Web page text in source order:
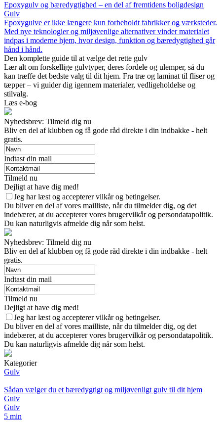
Epoxygulv og bæredygtighed – en del af fremtidens boligdesign
Gulv
Epoxygulve er ikke længere kun forbeholdt fabrikker og værksteder.
Med nye teknologier og miljøvenlige alternativer vinder materialet
indpas i moderne hjem, hvor design, funktion og bæredygtighed går
hånd i hånd.
Den komplette guide til at vælge det rette gulv
Lær alt om forskellige gulvtyper, deres fordele og ulemper, så du
kan træffe det bedste valg til dit hjem. Fra træ og laminat til fliser og
tæpper – vi guider dig igennem materialer, vedligeholdelse og
stilvalg.
Læs e-bog
Nyhedsbrev: Tilmeld dig nu
Bliv en del af klubben og få gode råd direkte i din indbakke - helt
gratis.
Indtast din mail
Tilmeld nu
Dejligt at have dig med!
Jeg har læst og accepterer vilkår og betingelser.
Du bliver en del af vores mailliste, når du tilmelder dig, og det
indebærer, at du accepterer vores brugervilkår og persondatapolitik.
Du kan naturligvis afmelde dig når som helst.
Nyhedsbrev: Tilmeld dig nu
Bliv en del af klubben og få gode råd direkte i din indbakke - helt
gratis.
Indtast din mail
Tilmeld nu
Dejligt at have dig med!
Jeg har læst og accepterer vilkår og betingelser.
Du bliver en del af vores mailliste, når du tilmelder dig, og det
indebærer, at du accepterer vores brugervilkår og persondatapolitik.
Du kan naturligvis afmelde dig når som helst.
Kategorier
Gulv
Sådan vælger du et bæredygtigt og miljøvenligt gulv til dit hjem
Gulv
Gulv
5 min